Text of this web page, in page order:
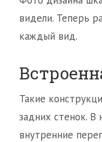
видели. Теперь
каждый вид.
Такие
задних стенок.
внутренние